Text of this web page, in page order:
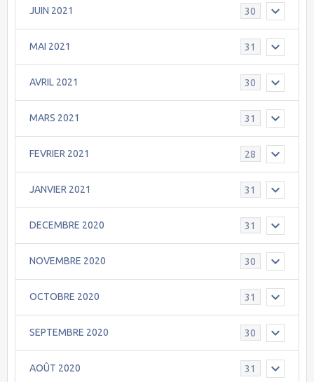
JUIN 2021 30
MAI 2021 31
AVRIL 2021 30
MARS 2021 31
FEVRIER 2021 28
JANVIER 2021 31
DECEMBRE 2020 31
NOVEMBRE 2020 30
OCTOBRE 2020 31
SEPTEMBRE 2020 30
AOÛT 2020 31